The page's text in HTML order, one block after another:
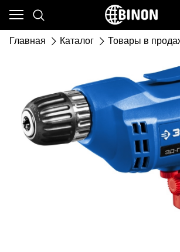
Главная Каталог Товары в
Ваш город - ст. Каневская,
угадали?
ДА НЕТ